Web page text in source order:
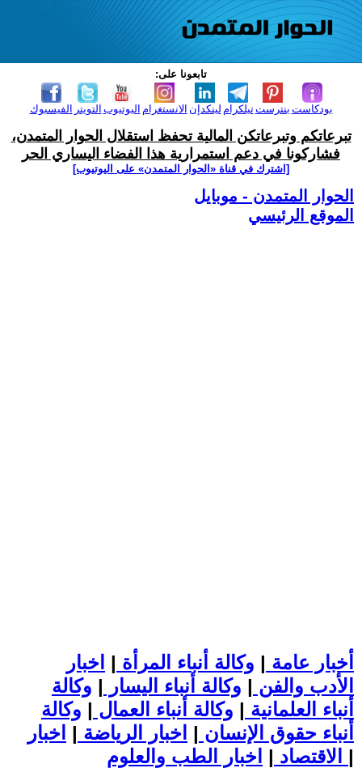
تابعونا على:
الفيسبوك التويتر اليوتيوب الانستغرام لينكدإن تيلكرامبنترست بودكاست
تبرعاتكم وتبرعاتكن المالية تحفظ استقلال الحوار المتمدن،
فشاركونا في دعم استمرارية هذا الفضاء اليساري الحر
[اشترك في قناة ‫«الحوار المتمدن» على اليوتيوب]
الحوار المتمدن - موبايل
الموقع الرئيسي
أخبار عامة | وكالة أنباء المرأة | اخبار
الأدب والفن | وكالة أنباء اليسار | وكالة
أنباء العلمانية | وكالة أنباء العمال | وكالة
أنباء حقوق الإنسان | اخبار الرياضة | اخبار
الاقتصاد | |